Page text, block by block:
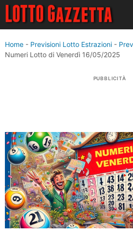
Vai
contenuto
Home - Previsioni Lotto Estrazioni -
Numeri Lotto di Venerdì 16/05/2025
PUBBLICITÀ